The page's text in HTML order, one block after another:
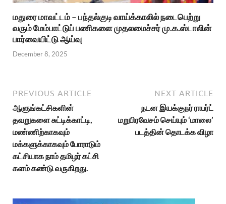
மதுரை மாவட்டம் – பந்தல்குடி வாய்க்காலில் நடைபெற்று
வரும் மேம்பாட்டுப் பணிகளை முதலமைச்சர் மு.க.ஸ்டாலின்
பார்வையிட்டு ஆய்வு
December 8, 2025
PREVIOUS ARTICLE
ஆளுங்கட்சிகளின்
தவறுகளை சுட்டிக்காட்டி,
மண்ணிற்காகவும்
மக்களுக்காகவும் போராடும்
கட்சியாக நாம் தமிழர் கட்சி
களம் கண்டு வருகிறது.
NEXT ARTICLE
நடன இயக்குநர் ராபர்ட்
மறுபிரவேசம் செய்யும் ‘மாலை’
படத்தின் தொடக்க விழா